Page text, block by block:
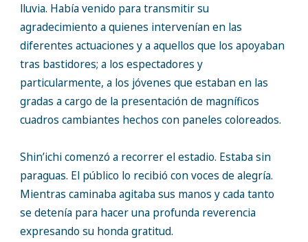
lluvia. Había venido para transmitir su
agradecimiento a quienes intervenían en las
diferentes actuaciones y a aquellos que los apoyaban
tras bastidores; a los espectadores y
particularmente, a los jóvenes que estaban en las
gradas a cargo de la presentación de magníficos
cuadros cambiantes hechos con paneles coloreados.
Shin’ichi comenzó a recorrer el estadio. Estaba sin
paraguas. El público lo recibió con voces de alegría.
Mientras caminaba agitaba sus manos y cada tanto
se detenía para hacer una profunda reverencia
expresando su honda gratitud.